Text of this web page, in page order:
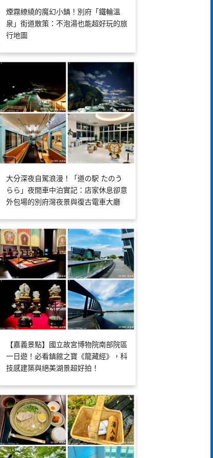
煙霧繚繞的魔幻小鎮！別府「鐵輪溫
泉」街道散策：不泡湯也能超好玩的旅
行地圖
大分深夜自駕浪漫！「道の駅 たのう
らら」夜間車中泊實記：店家休息卻意
外包場的別府灣夜景與復古電車大廳
【嘉義景點】國立故宮博物院南部院區
一日遊！必看鎮館之寶《龍藏經》，科
技感建築與絕美湖景超好拍！